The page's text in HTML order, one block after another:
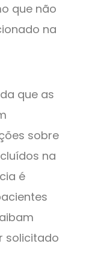
que não
na
que as
sobre
na
é
solicitado